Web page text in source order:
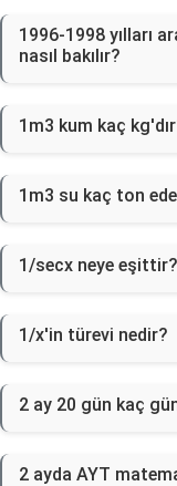
1996-1998 yılları
nasıl bakılır?
1m3 kum kaç
1m3 su kaç ton
1/secx neye eşittir?
1/x'in türevi nedir?
2 ay 20 gün kaç
2 ayda AYT